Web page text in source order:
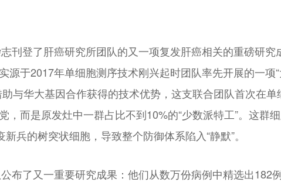
刊登了肝癌研究所团队的又一项复发肝癌相关的重磅研
源于2017年单细胞测序技术刚兴起时团队率先开展的一
与华大基因合作获得的技术优势，这支联合团队首次在
，而是原发灶中一群占比不到10%的“少数派特工”。这群
兵的树突状细胞，导致整个防御体系陷入“静默”。
布了又一重要研究成果：他们从数万份病例中精选出